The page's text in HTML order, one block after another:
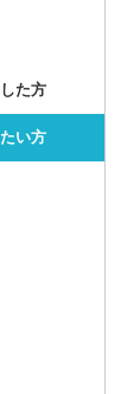
た方
い方